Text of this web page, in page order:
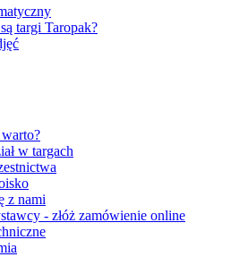
targi Taropak?
w targach
z nami
- złóż zamówienie online